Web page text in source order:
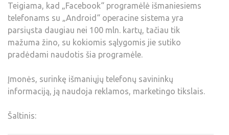
Teigiama, kad „Facebook“ programėlė išmaniesiems
telefonams su „Android“ operacine sistema yra
parsiųsta daugiau nei 100 mln. kartų, tačiau tik
mažuma žino, su kokiomis sąlygomis jie sutiko
pradėdami naudotis šia programėle.
Įmonės, surinkę išmaniųjų telefonų savininkų
informaciją, ją naudoja reklamos, marketingo tikslais.
Šaltinis: